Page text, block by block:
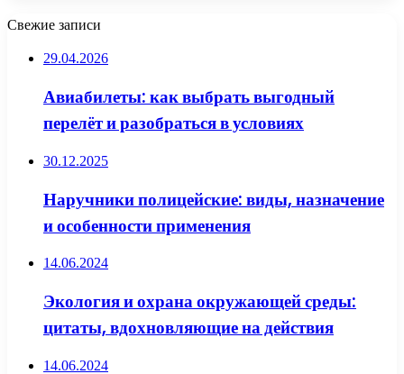
Свежие записи
29.04.2026
Авиабилеты: как выбрать выгодный
перелёт и разобраться в условиях
30.12.2025
Наручники полицейские: виды, назначение
и особенности применения
14.06.2024
Экология и охрана окружающей среды:
цитаты, вдохновляющие на действия
14.06.2024